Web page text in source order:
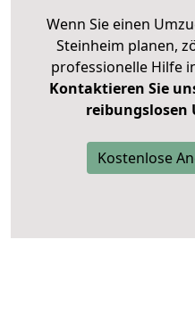
Wenn Sie einen
Steinheim planen,
professionelle Hilfe
Kontaktieren Sie
reibungslosen
Kostenlose